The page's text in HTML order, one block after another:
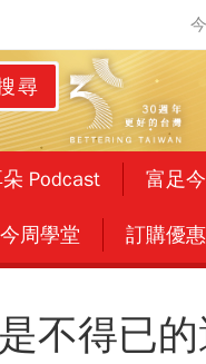
尋
Podcast 富足
今周學堂 訂購優惠
不得已的